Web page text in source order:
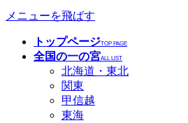
メニューを飛ばす
トップページTOP PAGE
全国の一の宮ALL LIST
北海道・東北
関東
甲信越
東海